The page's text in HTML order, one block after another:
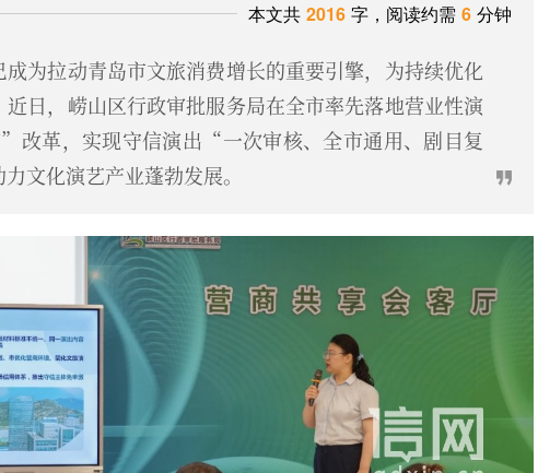
本文共 2016 字，阅读约需 6 分钟
为拉动青岛市文旅消费增长的重要引擎，为持续优化
日，崂山区行政审批服务局在全市率先落地营业性演
改革，实现守信演出“一次审核、全市通用、剧目复
文化演艺产业蓬勃发展。